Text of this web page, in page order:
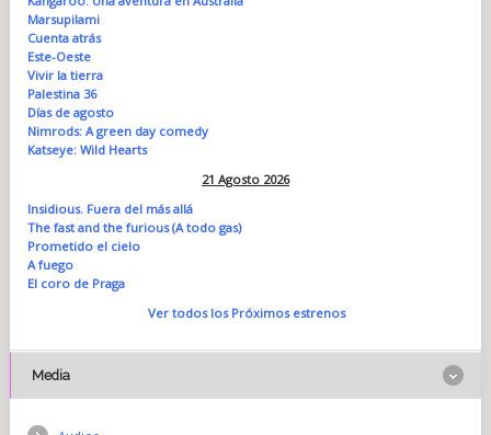
Marsupilami
Cuenta atrás
Este-Oeste
Vivir la tierra
Palestina 36
Días de agosto
Nimrods: A green day comedy
Katseye: Wild Hearts
21 Agosto 2026
Insidious. Fuera del más allá
The fast and the furious (A todo gas)
Prometido el cielo
A fuego
El coro de Praga
Ver todos los Próximos estrenos
Media